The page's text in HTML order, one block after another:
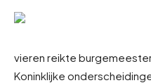
vieren reikte burgemeester
Koninklijke